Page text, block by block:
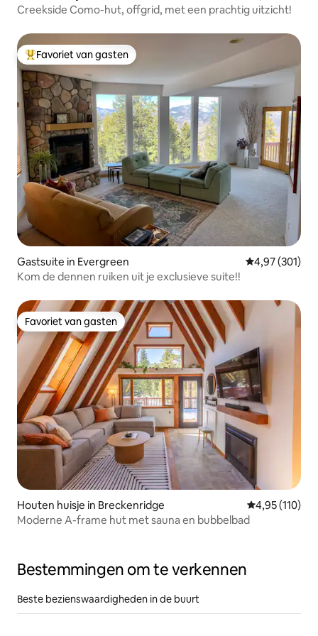
Creekside Como-hut, offgrid, met een prachtig uitzicht!
Topfavoriet van gasten
Favoriet van gasten
Gastsuite in Evergreen Gemiddelde
4,97 (301)
Kom de dennen ruiken uit je exclusieve suite!!
Favoriet van gasten
Favoriet van gasten
Houten huisje in Breckenridge Gemiddelde
4,95 (110)
Moderne A-frame hut met sauna en bubbelbad
Bestemmingen om te verkennen
Beste bezienswaardigheden in de buurt